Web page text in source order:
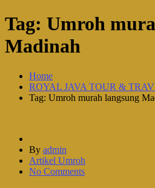
Tag: Umroh
Madinah
Home
ROYAL JAVA TOUR &
Tag: Umroh murah langsung
By admin
Artikel Umroh
No Comments